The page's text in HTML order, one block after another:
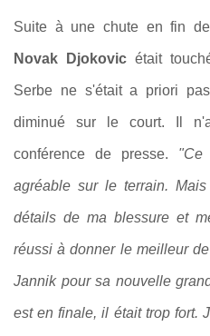
Suite à une chute en fin
Novak Djokovicétait
Serbe ne s'était a priori
diminué sur le court. Il
conférence de presse. "Ce
agréable sur le terrain.
détails de ma blessure et
réussi à donner le meilleur
Jannik pour sa nouvelle
est en finale, il était trop fort.